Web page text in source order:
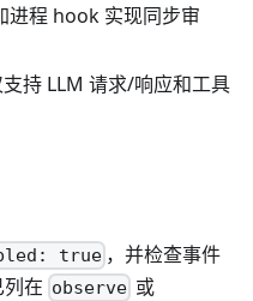
进程 hook 实现同步审
持 LLM 请求/响应和工具
true ，并检查事件
在 observe 或